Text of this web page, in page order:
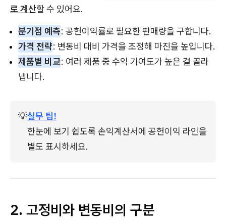
로 계산할 수 있어요.
분기점 예측: 공헌이익률로 필요한 판매량을 구합니다.
가격 전략: 변동비 대비 가격을 조정해 마진을 높입니다.
제품별 비교: 여러 제품 중 수익 기여도가 높은 걸 골라
냅니다.
💡실무 팁!
한눈에 보기 쉽도록 손익계산서에 공헌이익 라인을
별도 표시하세요.
2. 고정비와 변동비의 구분